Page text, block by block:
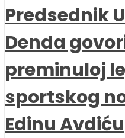
Predsednik
Denda
preminuloj
sportskog
Edinu Avdiću